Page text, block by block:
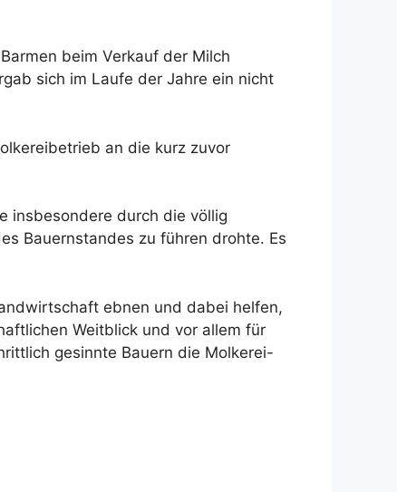
beim Verkauf der Milch
sich im Laufe der Jahre ein nicht
an die kurz zuvor
insbesondere durch die völlig
Bauernstandes zu führen drohte. Es
ebnen und dabei helfen,
Weitblick und vor allem für
gesinnte Bauern die Molkerei-